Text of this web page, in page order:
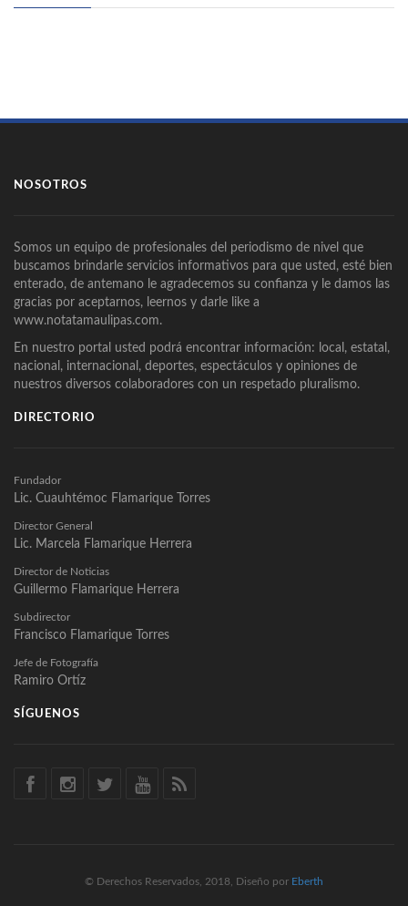
NOSOTROS
Somos un equipo de profesionales del periodismo de nivel que
buscamos brindarle servicios informativos para que usted, esté bien
enterado, de antemano le agradecemos su confianza y le damos las
gracias por aceptarnos, leernos y darle like a
www.notatamaulipas.com.
En nuestro portal usted podrá encontrar información: local, estatal,
nacional, internacional, deportes, espectáculos y opiniones de
nuestros diversos colaboradores con un respetado pluralismo.
DIRECTORIO
Fundador
Lic. Cuauhtémoc Flamarique Torres
Director General
Lic. Marcela Flamarique Herrera
Director de Noticias
Guillermo Flamarique Herrera
Subdirector
Francisco Flamarique Torres
Jefe de Fotografía
Ramiro Ortíz
SÍGUENOS
© Derechos Reservados, 2018, Diseño por Eberth